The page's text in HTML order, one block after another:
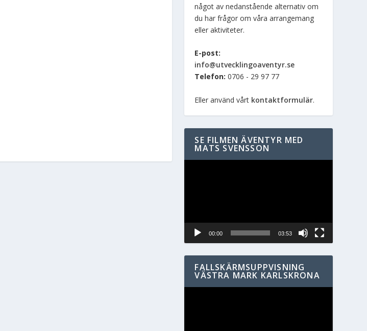
något av nedanstående alternativ om
du har frågor om våra arrangemang
eller aktiviteter.
E-post:
info@utvecklingoaventyr.se
Telefon: 0706 - 29 97 77
Eller använd vårt kontaktformulär.
SE FILMEN ÄVENTYR MED
MATS SVENSSON
00:00 03:53
FALLSKÄRMSUPPVISNING
VÄSTRA MARK KARLSKRONA